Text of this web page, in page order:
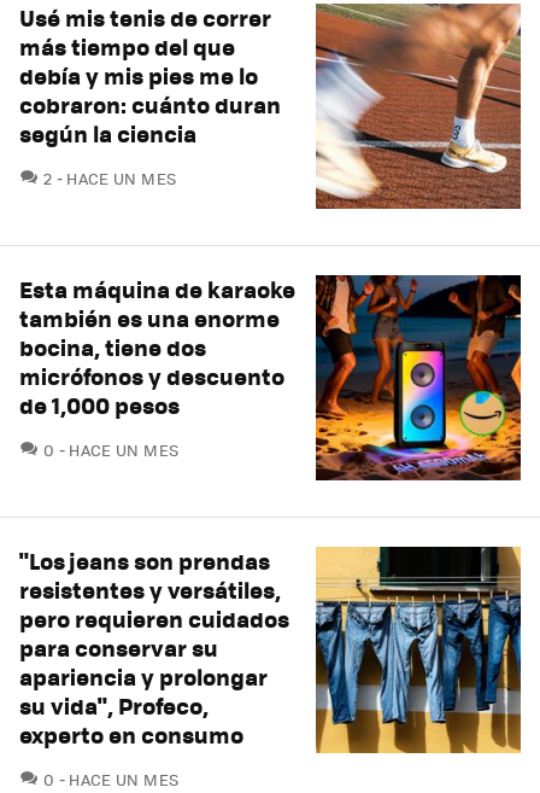
Usé mis tenis de correr
más tiempo del que
debía y mis pies me lo
cobraron: cuánto duran
según la ciencia
2 COMENTARIOS
HACE UN MES
Esta máquina de karaoke
también es una enorme
bocina, tiene dos
micrófonos y descuento
de 1,000 pesos
0 COMENTARIOS
HACE UN MES
"Los jeans son prendas
resistentes y versátiles,
pero requieren cuidados
para conservar su
apariencia y prolongar
su vida", Profeco,
experto en consumo
0 COMENTARIOS
HACE UN MES